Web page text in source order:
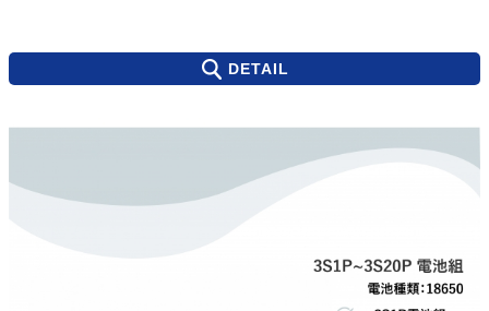
DETAIL